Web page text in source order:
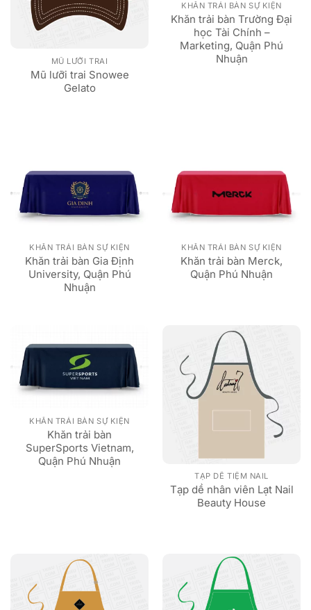
MŨ LƯỠI TRAI
Mũ lưỡi trai Snowee
Gelato
KHĂN TRẢI BÀN SỰ KIỆN
Khăn trải bàn Trường Đại
học Tài Chính –
Marketing, Quận Phú
Nhuận
KHĂN TRẢI BÀN SỰ KIỆN
Khăn trải bàn Gia Định
University, Quận Phú
Nhuận
KHĂN TRẢI BÀN SỰ KIỆN
Khăn trải bàn Merck,
Quận Phú Nhuận
KHĂN TRẢI BÀN SỰ KIỆN
Khăn trải bàn
SuperSports Vietnam,
Quận Phú Nhuận
TẠP DỀ TIỆM NAIL
Tạp dề nhân viên Lạt Nail
Beauty House